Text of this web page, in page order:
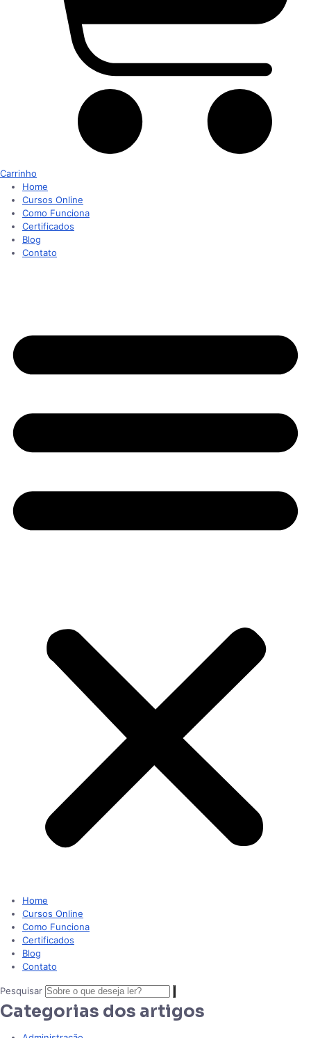
Carrinho
Home
Cursos Online
Como Funciona
Certificados
Blog
Contato
Home
Cursos Online
Como Funciona
Certificados
Blog
Contato
Pesquisar
Categorias dos artigos